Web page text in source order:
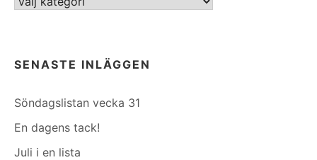
SENASTE INLÄGGEN
Söndagslistan vecka 31
En dagens tack!
Juli i en lista